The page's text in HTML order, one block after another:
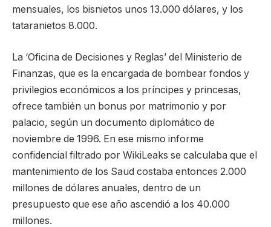
mensuales, los bisnietos unos 13.000 dólares, y los
tataranietos 8.000.
La ‘Oficina de Decisiones y Reglas’ del Ministerio de
Finanzas, que es la encargada de bombear fondos y
privilegios económicos a los príncipes y princesas,
ofrece también un bonus por matrimonio y por
palacio, según un documento diplomático de
noviembre de 1996. En ese mismo informe
confidencial filtrado por WikiLeaks se calculaba que el
mantenimiento de los Saud costaba entonces 2.000
millones de dólares anuales, dentro de un
presupuesto que ese año ascendió a los 40.000
millones.